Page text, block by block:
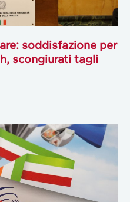
soddisfazione per
scongiurati tagli